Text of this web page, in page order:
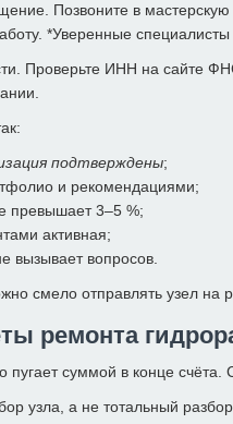
Позвоните в мастерскую
*Уверенные
Проверьте ИНН на сайте
подтверждены;
и рекомендациями;
превышает 3–5 %;
активная;
вызывает вопросов.
смело отправлять узел на
ремонта
пугает суммой в конце
узла, а не тотальный